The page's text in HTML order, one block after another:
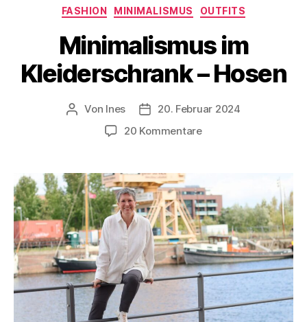
Kategorien
FASHION MINIMALISMUS OUTFITS
Minimalismus im
Kleiderschrank – Hosen
Beitragsautor
Von Ines Veröffentlichungsdatum
20. Februar 2024
20 Kommentarezu
–
Hosen